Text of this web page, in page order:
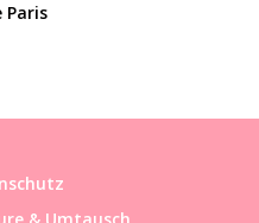
Paris